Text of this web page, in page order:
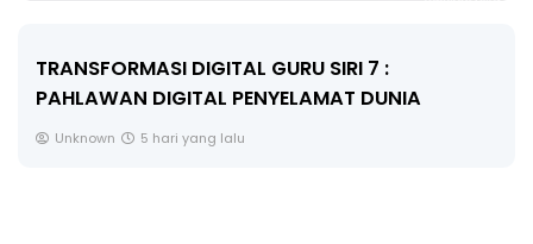
MAJLIS ANUGERAH FFK (FESTIVAL LENSA
PENDIDIKAN - FLeP) 2026
Unknown 6 hari yang lalu